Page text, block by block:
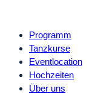
Programm
Tanzkurse
Eventlocation
Hochzeiten
Über uns